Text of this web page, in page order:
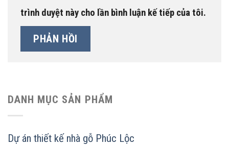
trình duyệt này cho lần bình luận kế tiếp của tôi.
DANH MỤC SẢN PHẨM
Dự án thiết kế nhà gỗ Phúc Lộc